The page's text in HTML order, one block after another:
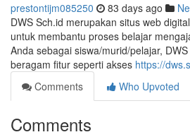
prestontijm085250 83 days ago
DWS Sch.id merupakan situs web
untuk membantu proses belajar
Anda sebagai siswa/murid/pelajar,
beragam fitur seperti akses https://
Comments
Who Upvoted
Comments